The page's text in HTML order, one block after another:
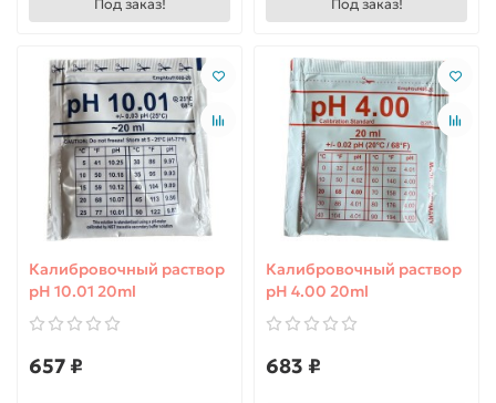
3.Дезинфекция – уничтожение бактерий
Самый важный этап. У нас вы найдете средства на
любой вкус и бюджет:
Тип
дезинфекции
Формы выпуска
Хлор
(таблетки,
надёжный и
метод.
таблетки для
обработки,
медленные для
Бром
Не имеет
Под заказ! Под заказ!
Калибровочный раствор
pH 10.01 20ml
657 ₽
Калибровочный раствор
pH 4.00 20ml
683 ₽